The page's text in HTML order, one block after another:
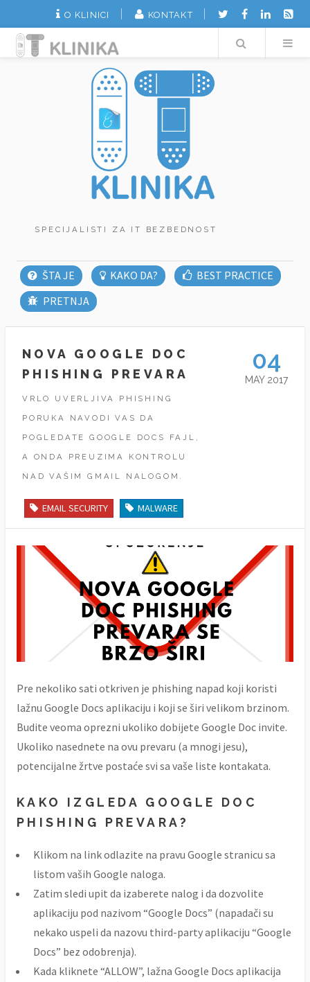
O KLINICI KONTAKT
Search
ŠTA JE KAKO DA?
BEST PRACTICE
PRETNJA
NOVA GOOGLE DOC
PHISHING PREVARA
VRLO UVERLJIVA PHISHING
PORUKA NAVODI VAS DA
POGLEDATE GOOGLE DOCS FAJL,
A ONDA PREUZIMA KONTROLU
NAD VAŠIM GMAIL NALOGOM.
EMAIL SECURITY MALWARE
04
MAY 2017
Pre nekoliko sati otkriven je phishing napad koji koristi
lažnu Google Docs aplikaciju i koji se širi velikom brzinom.
Budite veoma oprezni ukoliko dobijete Google Doc invite.
Ukoliko nasednete na ovu prevaru (a mnogi jesu),
potencijalne žrtve postaće svi sa vaše liste kontakata.
KAKO IZGLEDA GOOGLE DOC
PHISHING PREVARA?
Klikom na link odlazite na pravu Google stranicu sa
listom vaših Google naloga.
Zatim sledi upit da izaberete nalog i da dozvolite
aplikaciju pod nazivom “Google Docs” (napadači su
nekako uspeli da nazovu third-party aplikaciju “Google
Docs” bez odobrenja).
Kada kliknete “ALLOW”, lažna Google Docs aplikacija
SPECIJALISTI ZA IT BEZBEDNOST